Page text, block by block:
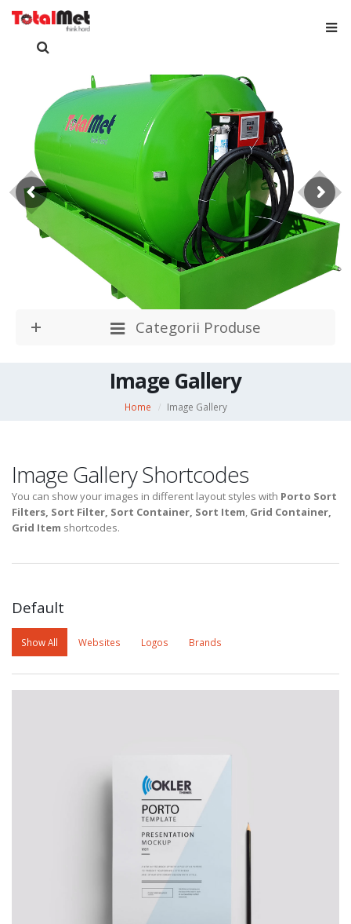
Categorii Produse
Image Gallery
Home Image Gallery
Image Gallery Shortcodes
You can show your images in different layout styles with Porto Sort
Filters, Sort Filter, Sort Container, Sort Item, Grid Container,
Grid Item shortcodes.
Default
Show All Websites Logos Brands